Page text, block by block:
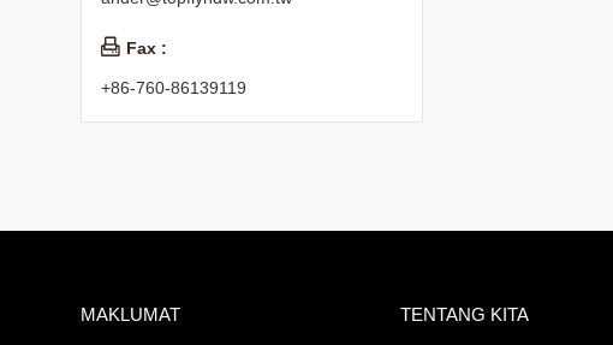
 Fax :
+86-760-86139119
MAKLUMAT TENTANG KITA